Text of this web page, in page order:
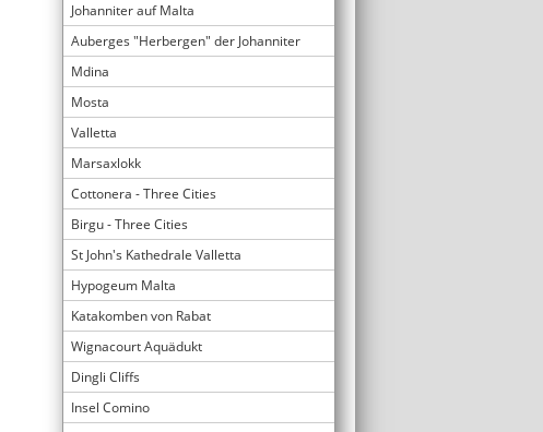
Johanniter auf Malta
Auberges "Herbergen" der Johanniter
Mdina
Mosta
Valletta
Marsaxlokk
Cottonera - Three Cities
Birgu - Three Cities
St John's Kathedrale Valletta
Hypogeum Malta
Katakomben von Rabat
Wignacourt Aquädukt
Dingli Cliffs
Insel Comino